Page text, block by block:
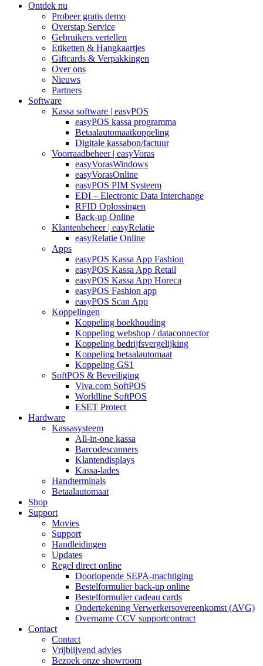
Ontdek nu
Probeer gratis demo
Overstap Service
Gebruikers vertellen
Etiketten & Hangkaartjes
Giftcards & Verpakkingen
Over ons
Nieuws
Partners
Software
Kassa software | easyPOS
easyPOS kassa programma
Betaalautomaatkoppeling
Digitale kassabon/factuur
Voorraadbeheer | easyVoras
easyVorasWindows
easyVorasOnline
easyPOS PIM Systeem
EDI – Electronic Data Interchange
RFID Oplossingen
Back-up Online
Klantenbeheer | easyRelatie
easyRelatie Online
Apps
easyPOS Kassa App Fashion
easyPOS Kassa App Retail
easyPOS Kassa App Horeca
easyPOS Fashion app
easyPOS Scan App
Koppelingen
Koppeling boekhouding
Koppeling webshop / dataconnector
Koppeling bedrijfsvergelijking
Koppeling betaalautomaat
Koppeling GS1
SoftPOS & Beveiliging
Viva.com SoftPOS
Worldline SoftPOS
ESET Protect
Hardware
Kassasysteem
All-in-one kassa
Barcodescanners
Klantendisplays
Kassa-lades
Handterminals
Betaalautomaat
Shop
Support
Movies
Support
Handleidingen
Updates
Regel direct online
Doorlopende SEPA-machtiging
Bestelformulier back-up online
Bestelformulier cadeau cards
Ondertekening Verwerkersovereenkomst (AVG)
Overname CCV supportcontract
Contact
Contact
Vrijblijvend advies
Bezoek onze showroom